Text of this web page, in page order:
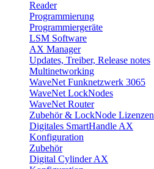
Reader
Programmierung
Programmiergeräte
LSM Software
AX Manager
Updates, Treiber, Release notes
Multinetworking
WaveNet Funknetzwerk 3065
WaveNet LockNodes
WaveNet Router
Zubehör & LockNode Lizenzen
Digitales SmartHandle AX
Konfiguration
Zubehör
Digital Cylinder AX